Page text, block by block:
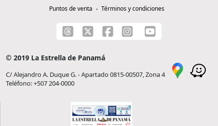
Puntos de venta
Términos y condiciones
© 2019 La Estrella de Panamá
C/ Alejandro A. Duque G. - Apartado 0815-00507, Zona 4
Teléfono: +507 204-0000